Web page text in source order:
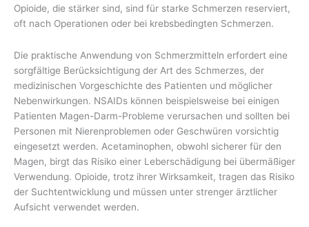
Opioide, die stärker sind, sind für starke Schmerzen reserviert,
oft nach Operationen oder bei krebsbedingten Schmerzen.
Die praktische Anwendung von Schmerzmitteln erfordert eine
sorgfältige Berücksichtigung der Art des Schmerzes, der
medizinischen Vorgeschichte des Patienten und möglicher
Nebenwirkungen. NSAIDs können beispielsweise bei einigen
Patienten Magen-Darm-Probleme verursachen und sollten bei
Personen mit Nierenproblemen oder Geschwüren vorsichtig
eingesetzt werden. Acetaminophen, obwohl sicherer für den
Magen, birgt das Risiko einer Leberschädigung bei übermäßiger
Verwendung. Opioide, trotz ihrer Wirksamkeit, tragen das Risiko
der Suchtentwicklung und müssen unter strenger ärztlicher
Aufsicht verwendet werden.